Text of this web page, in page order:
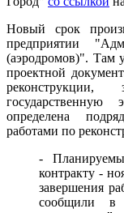
Новый срок
предприятии
(аэродромов)". Там
проектной
определена
работами по
-
контракту -
завершения
сообщили в